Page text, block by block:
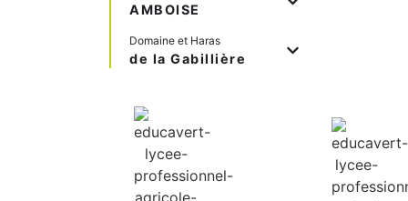
AMBOISE
Domaine et Haras
de la Gabillière